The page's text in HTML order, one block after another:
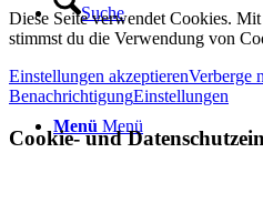
Suche
Menü Menü
Diese Seite verwendet Cookies.
stimmst du die Verwendung von
Einstellungen akzeptierenVerberge
BenachrichtigungEinstellungen
Cookie- und